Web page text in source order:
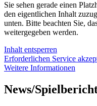
Sie sehen gerade einen
den eigentlichen Inhalt
unten. Bitte beachten Sie,
weitergegeben werden.
Inhalt entsperren
Erforderlichen Service
Weitere Informationen
News/